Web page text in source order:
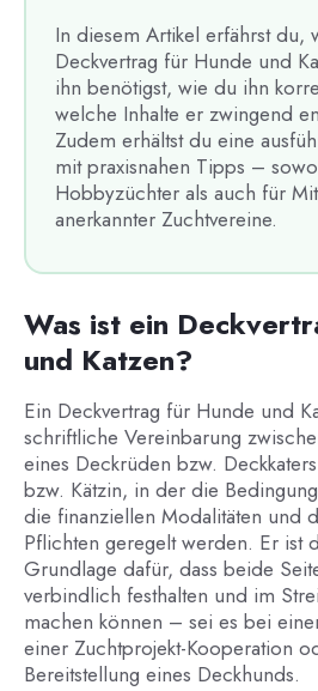
In diesem Artikel erfährst du,
Deckvertrag für Hunde und
ihn benötigst, wie du ihn
welche Inhalte er zwingend
Zudem erhältst du eine
mit praxisnahen Tipps –
Hobbyzüchter als auch für
anerkannter Zuchtvereine.
Was ist ein
und Katzen?
Ein Deckvertrag für Hunde und
schriftliche Vereinbarung
eines Deckrüden bzw.
bzw. Kätzin, in der die
die finanziellen Modalitäten und
Pflichten geregelt werden. Er ist
Grundlage dafür, dass beide
verbindlich festhalten und im
machen können – sei es bei
einer Zuchtprojekt-Kooperation
Bereitstellung eines Deckhunds.